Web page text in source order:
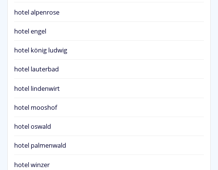
hotel alpenrose
hotel engel
hotel könig ludwig
hotel lauterbad
hotel lindenwirt
hotel mooshof
hotel oswald
hotel palmenwald
hotel winzer